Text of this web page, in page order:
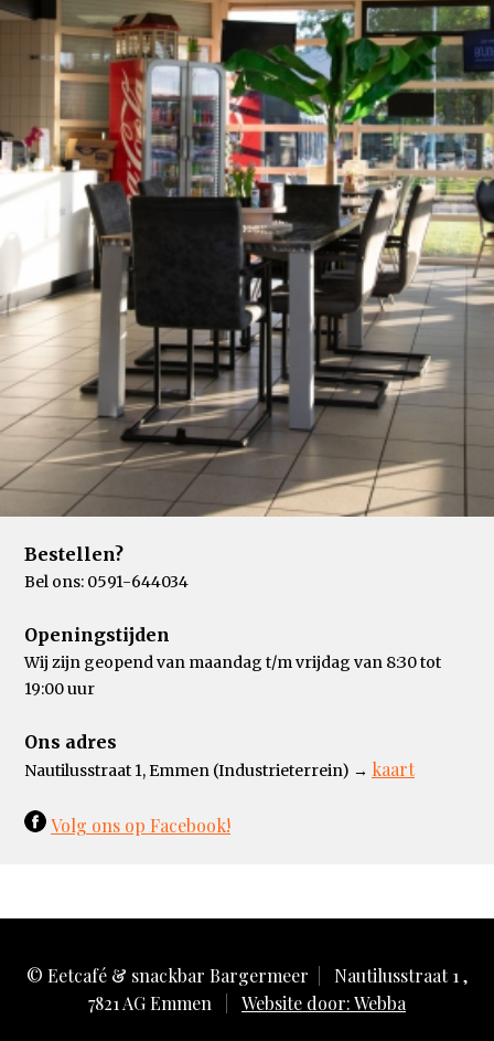
Bestellen?
Bel ons: 0591-644034
Openingstijden
Wij zijn geopend van maandag t/m vrijdag van 8:30 tot
19:00 uur
Ons adres
Nautilusstraat 1, Emmen (Industrieterrein) → kaart
Volg ons op Facebook!
© Eetcafé & snackbar Bargermeer
Nautilusstraat 1 ,
7821 AG Emmen
Website door: Webba